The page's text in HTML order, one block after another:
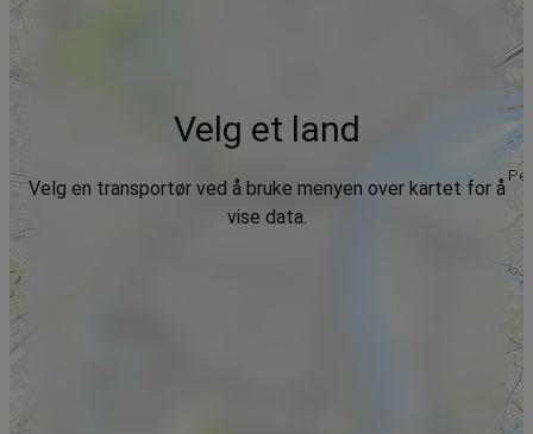
Velg et land
Velg en transportør ved å bruke menyen over kartet for å
vise data.